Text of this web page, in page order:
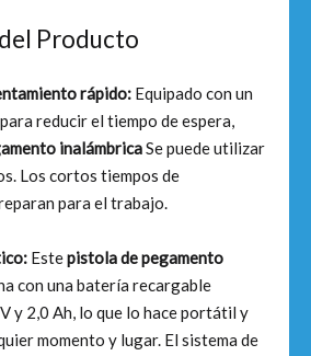
Producto
rápido: Equipado con un
reducir el tiempo de espera,
inalámbricaSe puede utilizar
Los cortos tiempos de
para el trabajo.
Estepistola de pegamento
con una batería recargable
y 2,0 Ah, lo que lo hace portátil y
momento y lugar. El sistema de